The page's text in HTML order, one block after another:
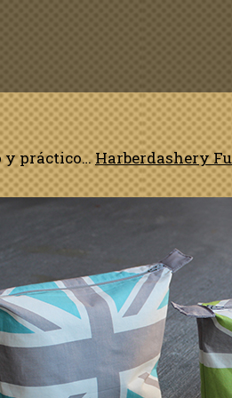
y práctico…Harberdashery